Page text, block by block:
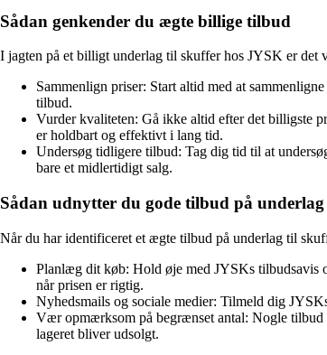
Sådan genkender du ægte billige tilbud
I jagten på et billigt underlag til skuffer hos JYSK er det
Sammenlign priser: Start altid med at
tilbud.
Vurder kvaliteten: Gå ikke altid efter det billigste
er holdbart og effektivt i lang tid.
Undersøg tidligere tilbud: Tag dig tid til at
bare et midlertidigt salg.
Sådan udnytter du gode tilbud på
Når du har identificeret et ægte tilbud på underlag til
Planlæg dit køb: Hold øje med JYSKs tilbudsavis
når prisen er rigtig.
Nyhedsmails og sociale medier: Tilmeld dig
Vær opmærksom på begrænset antal: Nogle
lageret bliver udsolgt.